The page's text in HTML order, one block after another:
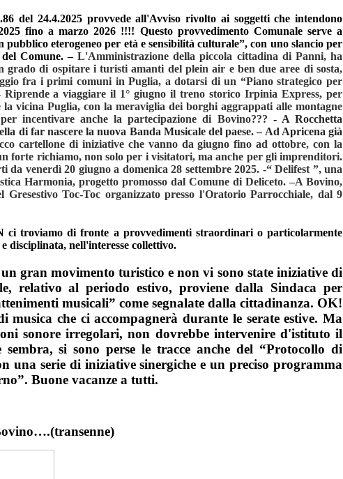
del 24.4.2025 provvede all'Avviso rivolto ai soggetti che intendono
fino a marzo 2026 !!!! Questo provvedimento Comunale serve a
eterogeneo per età e sensibilità culturale”, con uno slancio per
Comune. –L'Amministrazione della piccola cittadina di Panni, ha
grado di ospitare i turisti amanti del plein air e ben due aree di sosta,
fra i primi comuni in Puglia, a dotarsi di un “Piano strategico per
Riprende a viaggiareil 1° giugno il treno storico Irpinia Express, per
vicina Puglia, con la meraviglia dei borghi aggrappati alle montagne
incentivare anche la partecipazione di Bovino??? - A Rocchetta
di far nascere la nuova Banda Musicale del paese.– Ad Apricenagià
cartellone di iniziative che vanno da giugno fino ad ottobre, con la
forte richiamo, non solo per i visitatori, ma anche per gli imprenditori.
da venerdì 20 giugno a domenica 28 settembre 2025. -“Delifest ”, una
Harmonia, progetto promosso dal Comune di Deliceto. –A Bovino,
Toc-Toc organizzato presso l'Oratorio Parrocchiale, dal 9
ci troviamo di fronte a provvedimenti straordinari o particolarmente
disciplinata, nell'interesse collettivo.
gran movimento turistico e non vi sono state iniziative di
relativo al periodo estivo, proviene dalla Sindaca per
musicali” come segnalate dalla cittadinanza. OK!
che ci accompagnerà durante le serate estive. Ma
sonore irregolari, non dovrebbe intervenire d'istituto il
sembra, si sono perse le tracce anche del “Protocollo di
serie di iniziative sinergiche e un preciso programma
Buone vacanze a tutti.